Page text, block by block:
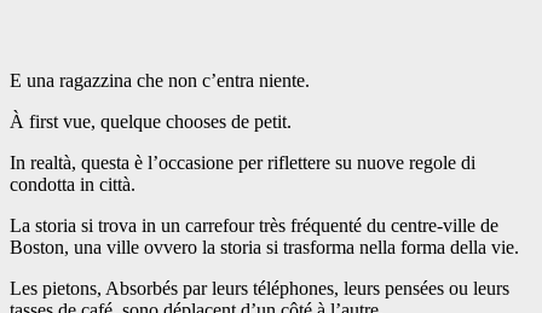
E una ragazzina che non c’entra niente.
À first vue, quelque chooses de petit.
In realtà, questa è l’occasione per riflettere su nuove regole di
condotta in città.
La storia si trova in un carrefour très fréquenté du centre-ville de
Boston, una ville ovvero la storia si trasforma nella forma della vie.
Les pietons, Absorbés par leurs téléphones, leurs pensées ou leurs